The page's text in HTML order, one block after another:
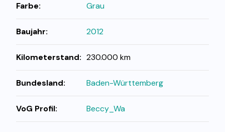
Farbe: Grau
Baujahr: 2012
Kilometerstand: 230.000 km
Bundesland: Baden-Württemberg
VoG Profil: Beccy_Wa